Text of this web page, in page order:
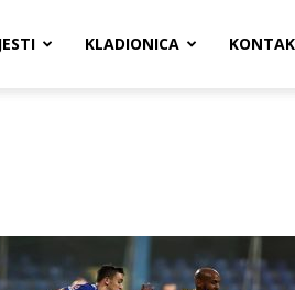
KLADIONICA